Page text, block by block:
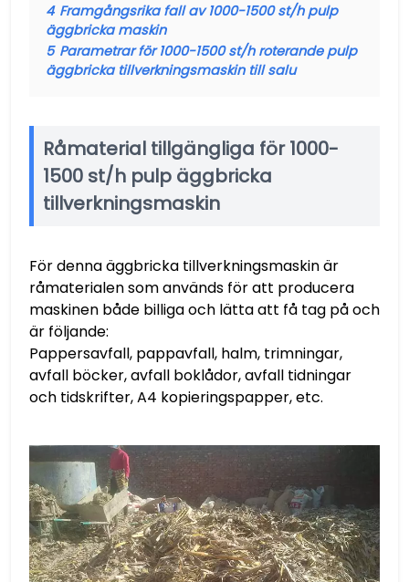
4 Framgångsrika fall av 1000-1500 st/h pulp
äggbricka maskin
5 Parametrar för 1000-1500 st/h roterande pulp
äggbricka tillverkningsmaskin till salu
Råmaterial tillgängliga för 1000-
1500 st/h pulp äggbricka
tillverkningsmaskin
För denna äggbricka tillverkningsmaskin är
råmaterialen som används för att producera
maskinen både billiga och lätta att få tag på och
är följande:
Pappersavfall, pappavfall, halm, trimningar,
avfall böcker, avfall boklådor, avfall tidningar
och tidskrifter, A4 kopieringspapper, etc.